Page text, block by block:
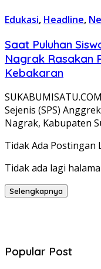
Edukasi, Headline,
Saat Puluhan
Nagrak Rasakan
Kebakaran
Sejenis (SPS)
Nagrak, Kabupaten
Tidak Ada Postingan
Tidak ada lagi
Selengkapnya
Popular Post